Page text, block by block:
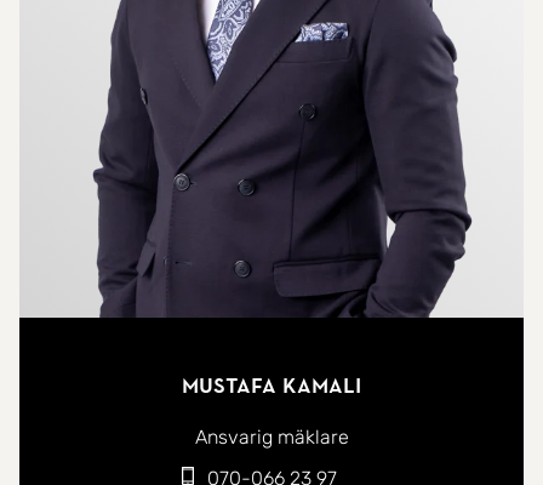
skuggans svalka under årets varmare dagar.
Köket är fräscht och funktionellt utformat med
goda arbetsytor och bra förvaringsmöjligheter.
Sovrummet erbjuder lugna och harmoniska miljöer
med plats för både säng och förvaring.
Badrummet är i originalutförande med möjlighet
att renovera och anpassa efter egen smak och
eget behov.
Här bor du med närhet till handelshuset Emporia
och det breda utbud av shopping, restauranger
Mustafa Kamali
Ansvarig mäklare
070-066 23 97